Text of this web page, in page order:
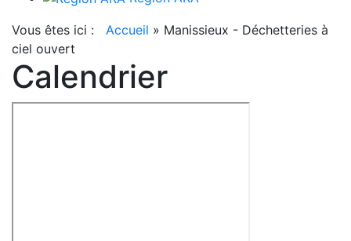
Vous êtes ici : Accueil » Manissieux - Déchetteries à
ciel ouvert
Calendrier